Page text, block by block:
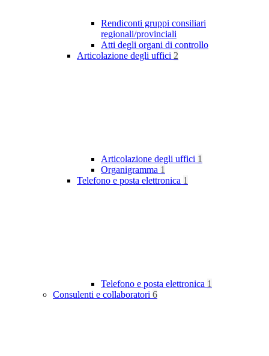
Rendiconti gruppi consiliari
regionali/provinciali
Atti degli organi di controllo
Articolazione degli uffici 2
Articolazione degli uffici 1
Organigramma 1
Telefono e posta elettronica 1
Telefono e posta elettronica 1
Consulenti e collaboratori 6